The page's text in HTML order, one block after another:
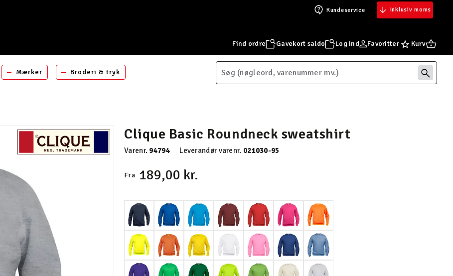
Kundeservice Inklusiv moms
Find ordre Gavekort saldo Log ind Favoritter Kurv
Mærker Broderi & tryk
Clique Basic Roundneck sweatshirt
Varenr. 94794 Leverandør varenr. 021030-95
Fra 189,00 kr.